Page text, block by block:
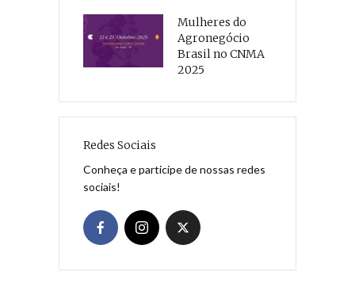
Mulheres do
Agronegócio
Brasil no CNMA
2025
Redes Sociais
Conheça e participe de nossas redes
sociais!